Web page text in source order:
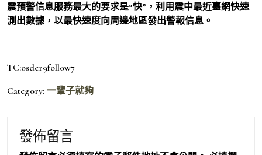
震預警信息服務最大的要求是“快”，利用震中最近臺網快速
測出數據，以最快速度向周邊地區發出警報信息。
TC:osder9follow7
Category: 一輩子就夠
發佈留言